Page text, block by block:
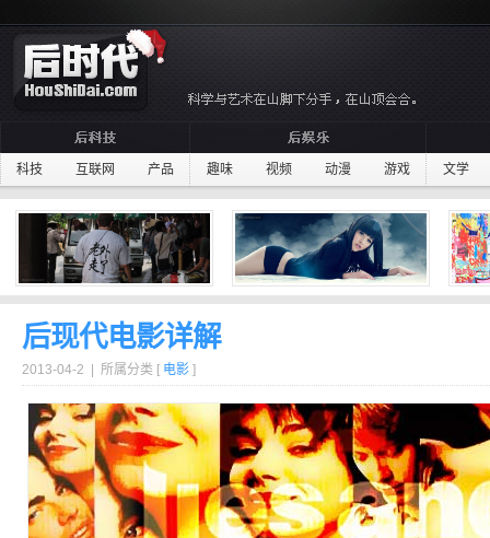
科技 互联网 产品 趣味 视频 动漫 游戏 文学
后现代电影详解
2013-04-2 | 所属分类 [ 电影 ]